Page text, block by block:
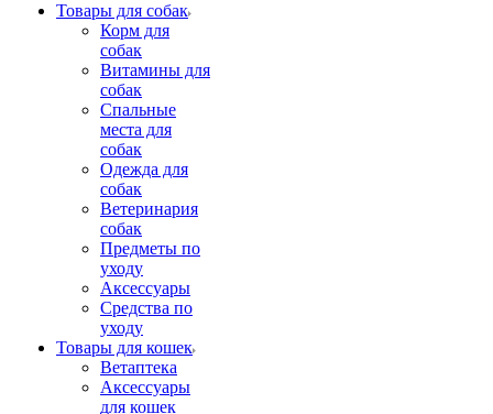
Товары для собак
Корм для
собак
Витамины для
собак
Спальные
места для
собак
Одежда для
собак
Ветеринария
собак
Предметы по
уходу
Аксессуары
Средства по
уходу
Товары для кошек
Ветаптека
Аксессуары
для кошек